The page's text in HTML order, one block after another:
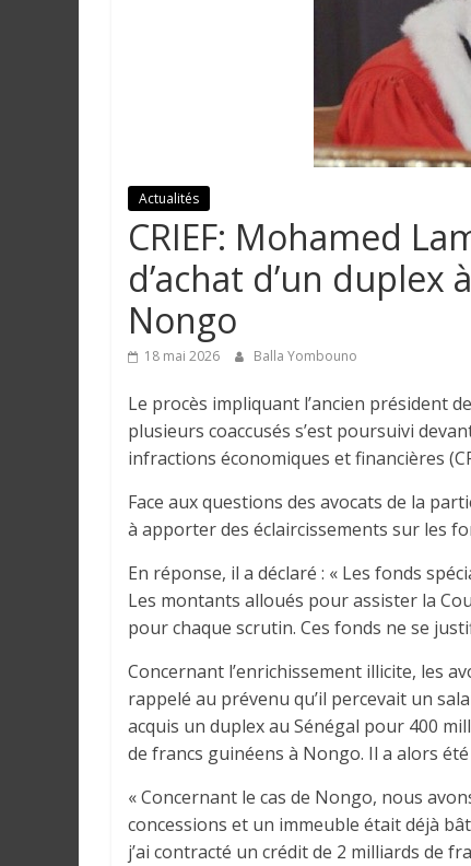
Actualités
CRIEF: Mohamed
d’achat d’un duplex
Nongo
18 mai 2026 Balla Yombouno
Le procès impliquant l’ancien président
plusieurs coaccusés s’est poursuivi
infractions économiques et financières
Face aux questions des avocats de la
à apporter des éclaircissements sur les
En réponse, il a déclaré : « Les fonds
Les montants alloués pour assister la
pour chaque scrutin. Ces fonds ne se
Concernant l’enrichissement illicite, les
rappelé au prévenu qu’il percevait un
acquis un duplex au Sénégal pour 400
de francs guinéens à Nongo. Il a alors
« Concernant le cas de Nongo, nous
concessions et un immeuble était déjà
j’ai contracté un crédit de 2 milliards de